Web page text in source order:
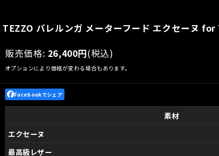
TEZZO バレルンガ メーターフード エクセーヌ
販売価格: 26,400円(税込)
オプションにより価格が変わる場合もあります。
Facebookでシェア
素材
エクセーヌ
最高級レザー